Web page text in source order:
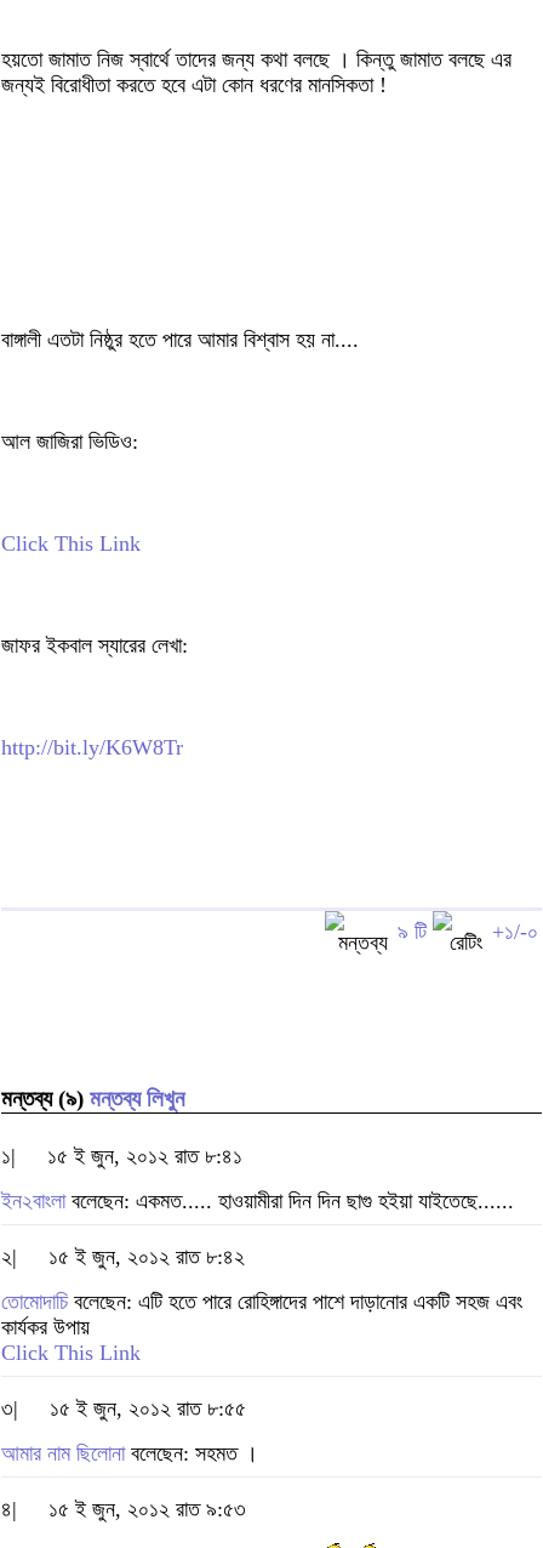
হয়তো জামাত নিজ স্বার্থে তাদের জন্য কথা বলছে । কিন্তু জামাত বলছে এর
জন্যই বিরোধীতা করতে হবে এটা কোন ধরণের মানসিকতা !
বাঙ্গালী এতটা নিষ্ঠুর হতে পারে আমার বিশ্বাস হয় না....
আল জাজিরা ভিডিও:
Click This Link
জাফর ইকবাল স্যারের লেখা:
http://bit.ly/K6W8Tr
৯ টি +১/-০
মন্তব্য (৯) মন্তব্য লিখুন
১|
১৫ ই জুন, ২০১২ রাত ৮:৪১
ইন২বাংলাবলেছেন: একমত..... হাওয়ামীরা দিন দিন ছাগু হইয়া যাইতেছে......
২|
১৫ ই জুন, ২০১২ রাত ৮:৪২
তোমোদাচিবলেছেন: এটি হতে পারে রোহিঙ্গাদের পাশে দাড়ানোর একটি সহজ এবং
কার্যকর উপায়
Click This Link
৩|
১৫ ই জুন, ২০১২ রাত ৮:৫৫
আমার নাম ছিলোনাবলেছেন: সহমত ।
৪| ১৫ ই জুন, ২০১২ রাত ৯:৫৩